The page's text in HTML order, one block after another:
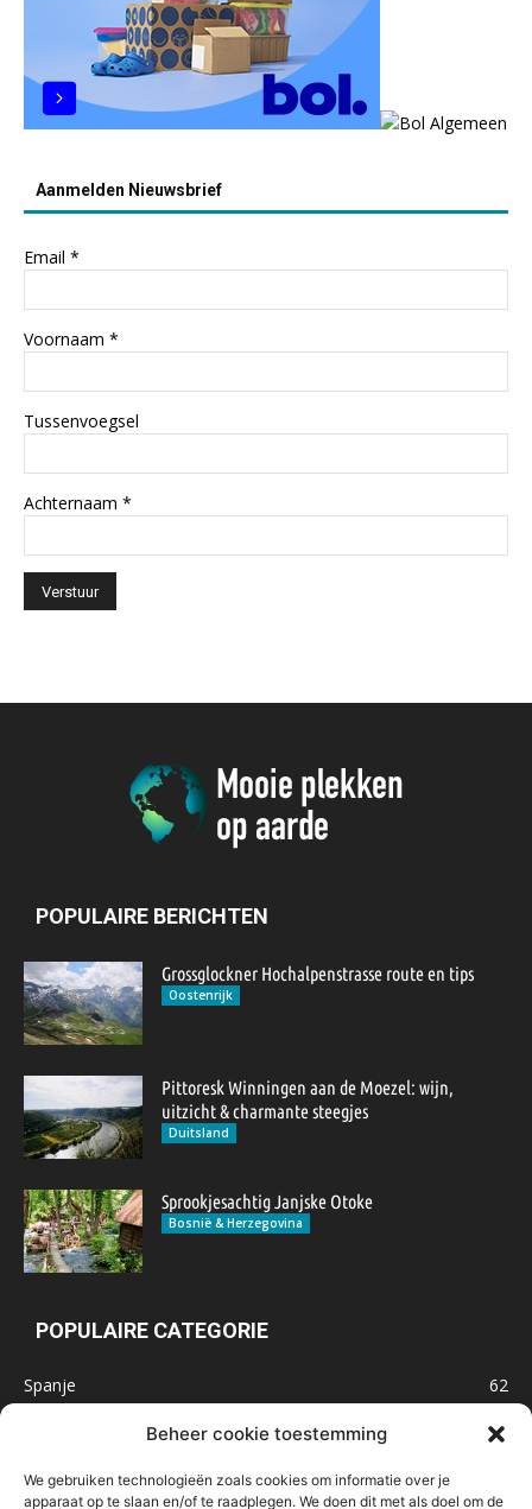
Beheer cookie toestemming
We gebruiken technologieën zoals cookies om informatie over je
apparaat op te slaan en/of te raadplegen. We doen dit met als doel om de
Aanmelden Nieuwsbrief
Email *
Voornaam *
Tussenvoegsel
Achternaam *
POPULAIRE BERICHTEN
Grossglockner Hochalpenstrasse route en tips
Oostenrijk
Pittoresk Winningen aan de Moezel: wijn,
uitzicht & charmante steegjes
Duitsland
Sprookjesachtig Janjske Otoke
Bosnië & Herzegovina
POPULAIRE CATEGORIE
Spanje
62
47
Marokko
32